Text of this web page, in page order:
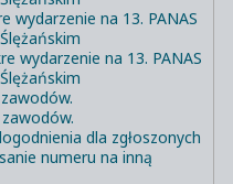
wydarzenie na 13. PANAS
wydarzenie na 13. PANAS
dla zgłoszonych
numeru na inną